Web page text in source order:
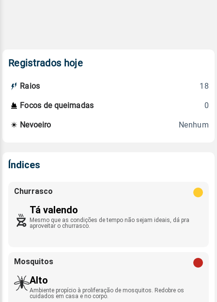
Registrados hoje
Raios 18
Focos de queimadas 0
Nevoeiro Nenhum
Índices
Churrasco
Tá valendo
Mesmo que as condições de tempo não sejam ideais, dá pra
aproveitar o churrasco.
Mosquitos
Alto
Ambiente propício à proliferação de mosquitos. Redobre os
cuidados em casa e no corpo.